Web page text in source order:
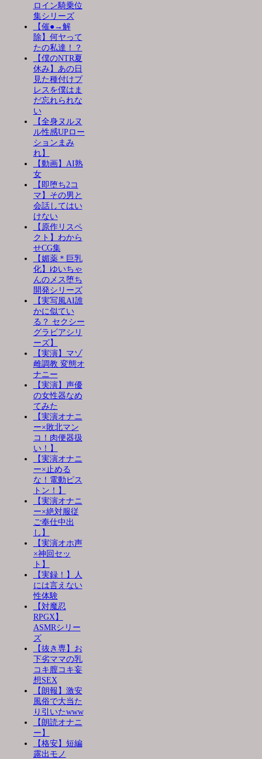
ロイン騎乗位
集シリーズ
【催●→解
除】何ヤって
たの私達！？
【僕のNTR夏
休み】あの日
見た種付けプ
レスを僕はま
だ忘れられな
い
【全身ヌルヌ
ル性感UPロー
ションまみ
れ】
【動画】AI熟
女
【即堕ち2コ
マ】その男と
会話してはい
けない
【原作リスペ
クト】わから
せCG集
【媚薬＊巨乳
化】ゆいちゃ
んのメス堕ち
開発シリーズ
【実写風AI誰
かに似てい
る？ セクシー
グラビアシリ
ーズ】
【実演】マゾ
雌調教 変態オ
ナニー
【実演】声優
の女性器なめ
てみた
【実演オナニ
ー×敗北マン
コ！肉便器扱
い！】
【実演オナニ
ー×止める
な！電動ピス
トン！】
【実演オナニ
ー×絶対服従
ご奉仕中出
し】
【実演オホ声
×神回セッ
ト】
【実録！】人
には言えない
性体験
【対魔忍
RPGX】
ASMRシリー
ズ
【抜き専】お
下劣ママの乳
コキ膣コキ妄
想SEX
【朗報】激安
風俗で大当た
り引いたwww
【朗読オナニ
ー】
【格安】短編
露出モノ